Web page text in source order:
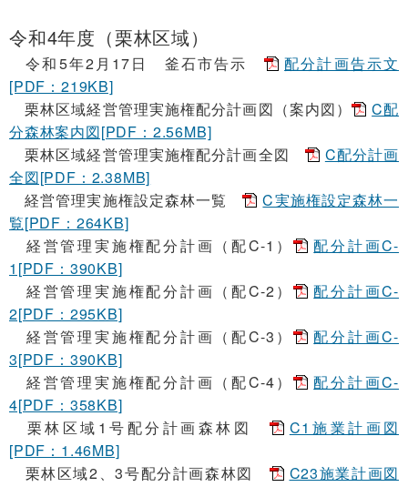
令和4年度（栗林区域）
令和5年2月17日 釜石市告示
配分計画告示文
[PDF：219KB]
栗林区域経営管理実施権配分計画図（案内図）
C配
分森林案内図[PDF：2.56MB]
栗林区域経営管理実施権配分計画全図
C配分計画
全図[PDF：2.38MB]
経営管理実施権設定森林一覧
C実施権設定森林一
覧[PDF：264KB]
経営管理実施権配分計画（配C-1）
配分計画C-
1[PDF：390KB]
経営管理実施権配分計画（配C-2）
配分計画C-
2[PDF：295KB]
経営管理実施権配分計画（配C-3）
配分計画C-
3[PDF：390KB]
経営管理実施権配分計画（配C-4）
配分計画C-
4[PDF：358KB]
栗林区域1号配分計画森林図
C1施業計画図
[PDF：1.46MB]
栗林区域2、3号配分計画森林図
C23施業計画図